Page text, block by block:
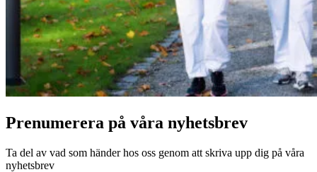
Prenumerera på våra nyhetsbrev
Ta del av vad som händer hos oss genom att skriva upp dig på våra
nyhetsbrev